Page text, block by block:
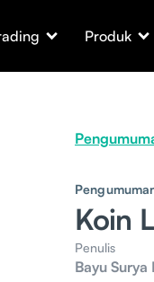
Produk
Koin
Penulis
Bayu Surya